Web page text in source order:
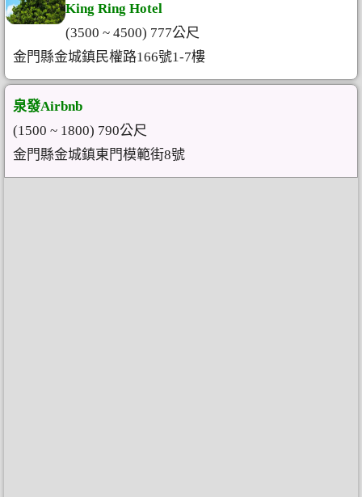
King Ring Hotel
(3500 ~ 4500) 777公尺
金門縣金城鎮民權路166號1-7樓
泉發Airbnb
(1500 ~ 1800) 790公尺
金門縣金城鎮東門模範街8號